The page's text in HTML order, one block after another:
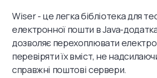
Wiser - це легка бібліотека для
електронної пошти в Java-
дозволяє перехоплювати
перевіряти їх вміст, не
справжні поштові сервери.